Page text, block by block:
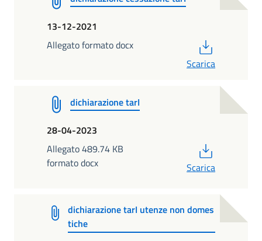
13-12-2021
Allegato formato docx
Scarica
dichiarazione tarI
28-04-2023
Allegato 489.74 KB
formato docx
Scarica
dichiarazione tarI utenze non domes
tiche